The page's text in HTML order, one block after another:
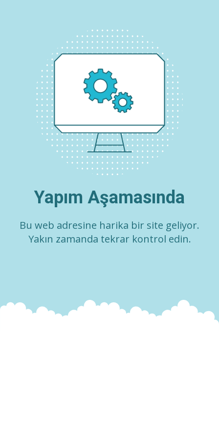
Yapım Aşamasında
Bu web adresine harika bir site geliyor.
Yakın zamanda tekrar kontrol edin.